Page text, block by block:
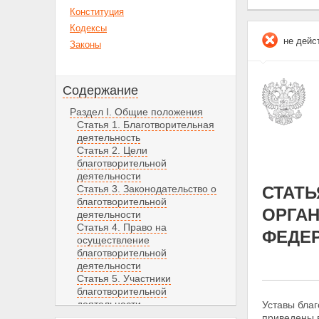
Конституция
Кодексы
Законы
Содержание
Раздел I. Общие положения
Статья 1. Благотворительная
деятельность
Статья 2. Цели
благотворительной
деятельности
Статья 3. Законодательство о
благотворительной
деятельности
Статья 4. Право на
осуществление
благотворительной
деятельности
Статья 5. Участники
благотворительной
деятельности
не
Уставы